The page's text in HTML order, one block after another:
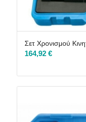
Σετ Χρονισμού
164,92 €